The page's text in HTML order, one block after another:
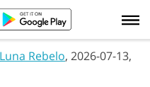
Luna Rebelo, 2026-07-13,